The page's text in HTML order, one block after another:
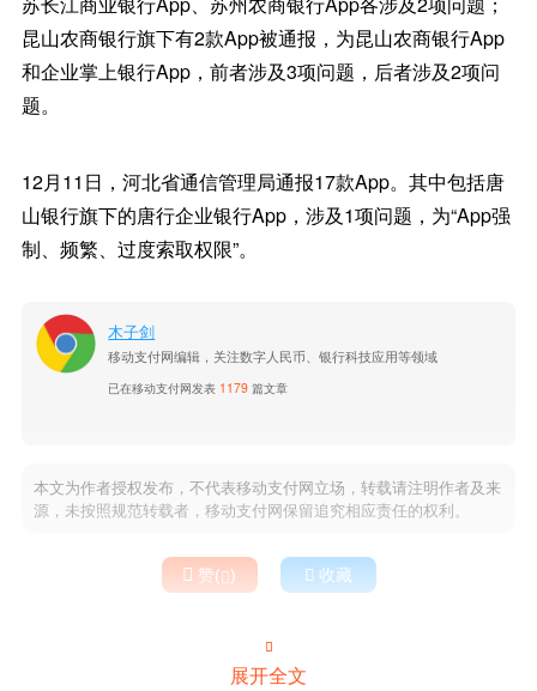
昆山农商银行旗下有2款App被通报，为昆山农商银行App
和企业掌上银行App，前者涉及3项问题，后者涉及2项问
题。
12月11日，河北省通信管理局通报17款App。其中包括唐
山银行旗下的唐行企业银行App，涉及1项问题，为“App强
制、频繁、过度索取权限”。
木子剑
移动支付网编辑，关注数字人民币、银行科技应用等领域
已在移动支付网发表 1179 篇文章
本文为作者授权发布，不代表移动支付网立场，转载请注明作者及来
源，未按照规范转载者，移动支付网保留追究相应责任的权利。
 赞()  收藏

展开全文